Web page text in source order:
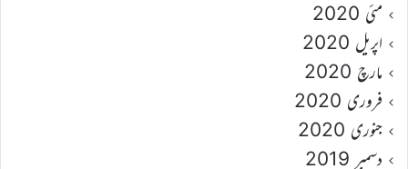
مئی 2020
اپریل 2020
مارچ 2020
فروری 2020
جنوری 2020
دسمبر 2019